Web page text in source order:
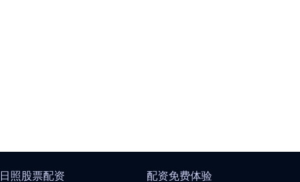
日照股票配资 配资免费体验